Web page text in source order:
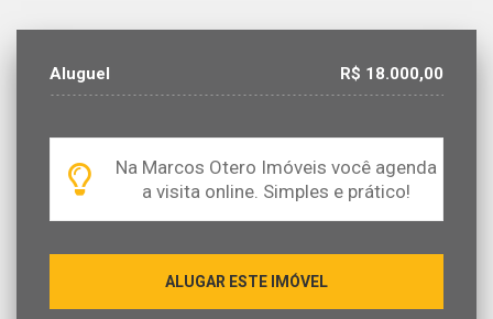
Aluguel R$ 18.000,00
Na Marcos Otero Imóveis você agenda
a visita online. Simples e prático!
ALUGAR ESTE IMÓVEL